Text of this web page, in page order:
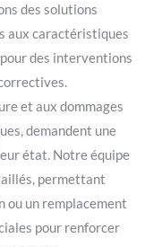
des solutions
aux caractéristiques
des interventions
et aux dommages
demandent une
état. Notre équipe
permettant
ou un remplacement
pour renforcer